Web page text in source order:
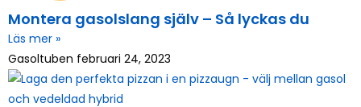
Montera gasolslang själv – Så lyckas du
Läs mer »
Gasoltuben februari 24, 2023